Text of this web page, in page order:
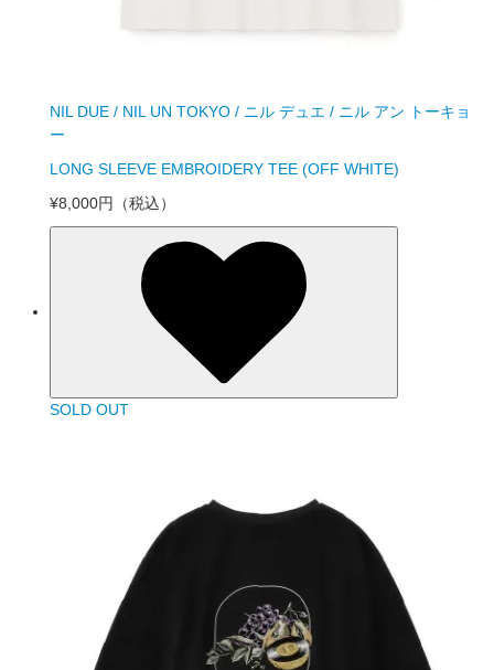
NIL DUE / NIL UN TOKYO / ニル デュエ / ニル アン トーキョ
ー
LONG SLEEVE EMBROIDERY TEE (OFF WHITE)
¥8,000円
（税込）
SOLD OUT